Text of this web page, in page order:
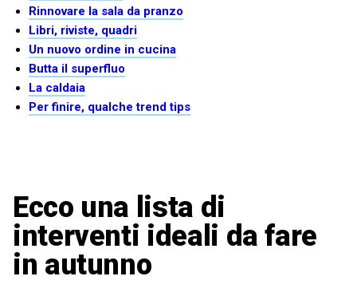
Rinnovare la sala da pranzo
Libri, riviste, quadri
Un nuovo ordine in cucina
Butta il superfluo
La caldaia
Per finire, qualche trend tips
Ecco una lista di
interventi ideali da fare
in autunno